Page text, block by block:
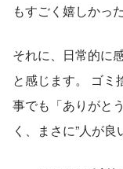
もすごく嬉しかっ
それに、日常的に
と感じます。 ゴミ
事でも「ありがと
く、まさに”人が良